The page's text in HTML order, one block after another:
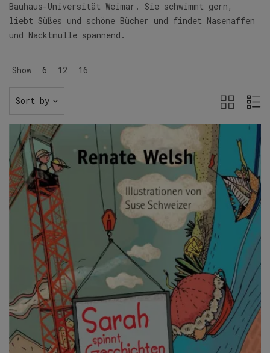
Bauhaus-Universität Weimar. Sie schwimmt gern,
liebt Süßes und schöne Bücher und findet Nasenaffen
und Nacktmulle spannend.
Show 6 12 16
Sort by